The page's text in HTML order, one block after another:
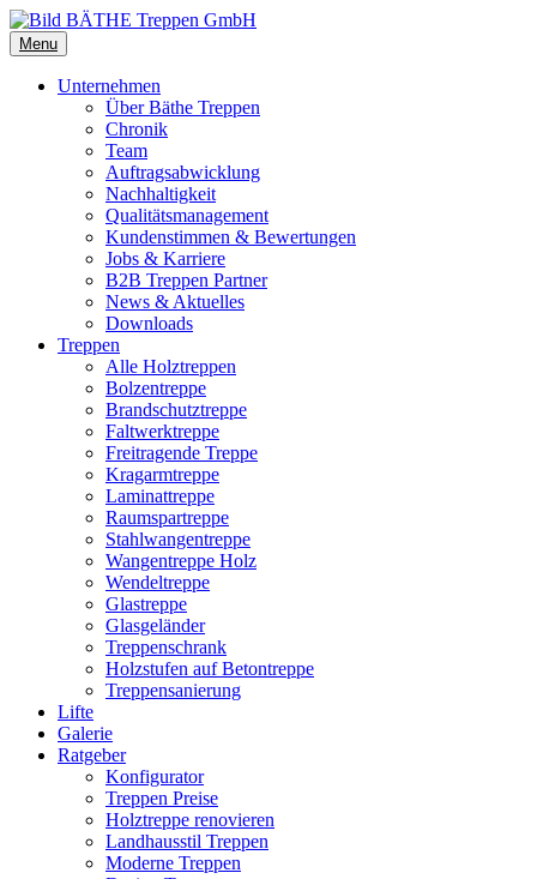
Menu
Unternehmen
Über Bäthe Treppen
Chronik
Team
Auftragsabwicklung
Nachhaltigkeit
Qualitätsmanagement
Kundenstimmen & Bewertungen
Jobs & Karriere
B2B Treppen Partner
News & Aktuelles
Downloads
Treppen
Alle Holztreppen
Bolzentreppe
Brandschutztreppe
Faltwerktreppe
Freitragende Treppe
Kragarmtreppe
Laminattreppe
Raumspartreppe
Stahlwangentreppe
Wangentreppe Holz
Wendeltreppe
Glastreppe
Glasgeländer
Treppenschrank
Holzstufen auf Betontreppe
Treppensanierung
Lifte
Galerie
Ratgeber
Konfigurator
Treppen Preise
Holztreppe renovieren
Landhausstil Treppen
Moderne Treppen